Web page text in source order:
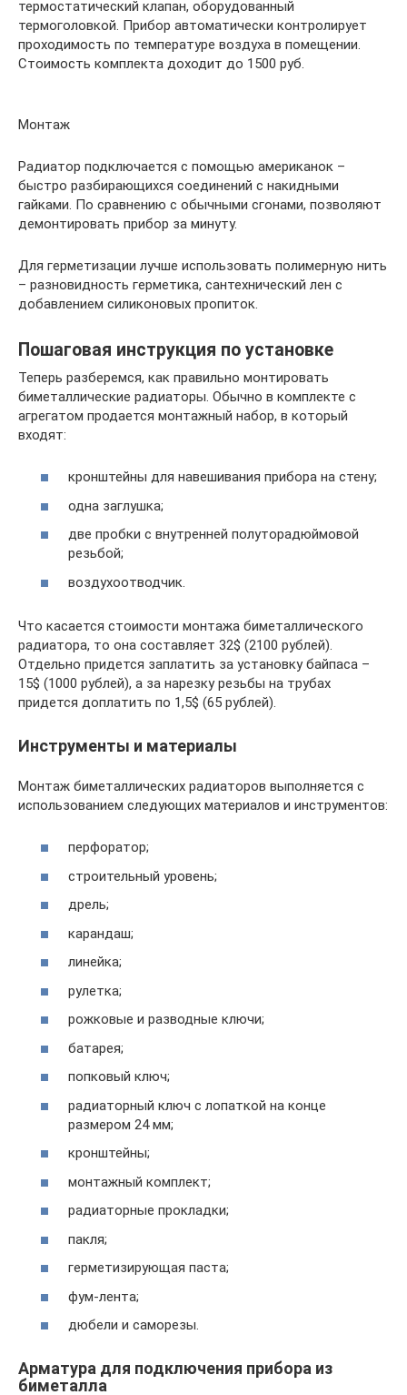
термостатический клапан, оборудованный
термоголовкой. Прибор автоматически контролирует
проходимость по температуре воздуха в помещении.
Стоимость комплекта доходит до 1500 руб.
Монтаж
Радиатор подключается с помощью американок –
быстро разбирающихся соединений с накидными
гайками. По сравнению с обычными сгонами, позволяют
демонтировать прибор за минуту.
Для герметизации лучше использовать полимерную нить
– разновидность герметика, сантехнический лен с
добавлением силиконовых пропиток.
Пошаговая инструкция по установке
Теперь разберемся, как правильно монтировать
биметаллические радиаторы. Обычно в комплекте с
агрегатом продается монтажный набор, в который
входят:
кронштейны для навешивания прибора на стену;
одна заглушка;
две пробки с внутренней полуторадюймовой
резьбой;
воздухоотводчик.
Что касается стоимости монтажа биметаллического
радиатора, то она составляет 32$ (2100 рублей).
Отдельно придется заплатить за установку байпаса –
15$ (1000 рублей), а за нарезку резьбы на трубах
придется доплатить по 1,5$ (65 рублей).
Инструменты и материалы
Монтаж биметаллических радиаторов выполняется с
использованием следующих материалов и инструментов:
перфоратор;
строительный уровень;
дрель;
карандаш;
линейка;
рулетка;
рожковые и разводные ключи;
батарея;
попковый ключ;
радиаторный ключ с лопаткой на конце
размером 24 мм;
кронштейны;
монтажный комплект;
радиаторные прокладки;
пакля;
герметизирующая паста;
фум-лента;
дюбели и саморезы.
Арматура для подключения прибора из
биметалла